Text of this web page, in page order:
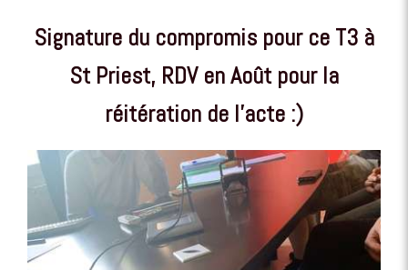
Signature du compromis pour ce T3 à
St Priest, RDV en Août pour la
réitération de l'acte :)